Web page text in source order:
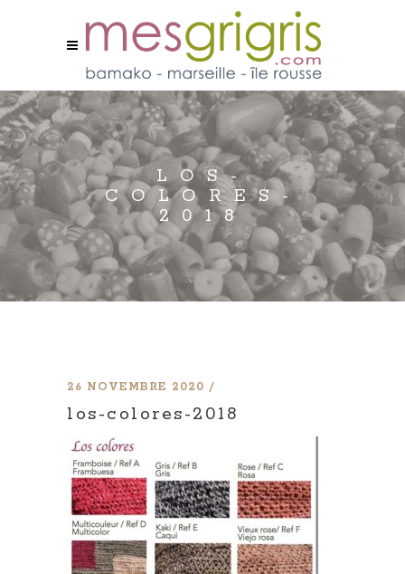
LOS-
COLORES-
2018
26 NOVEMBRE 2020
los-colores-2018